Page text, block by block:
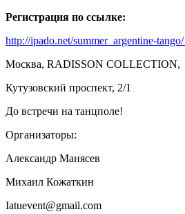
Регистрация по ссылке:
http://ipado.net/summer_argentine-tango/
Москва, RADISSON COLLECTION,
Кутузовский проспект, 2/1
До встречи на танцполе!
Организаторы:
Александр Манясев
Михаил Кожаткин
Iatuevent@gmail.com